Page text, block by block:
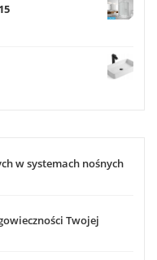
w systemach nośnych
Twojej